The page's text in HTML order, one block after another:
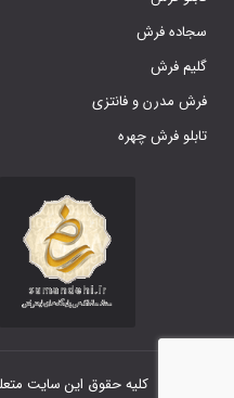
سجاده فرش
گلیم فرش
فرش مدرن و فانتزی
تابلو فرش چهره
کلیه حقوق این سایت